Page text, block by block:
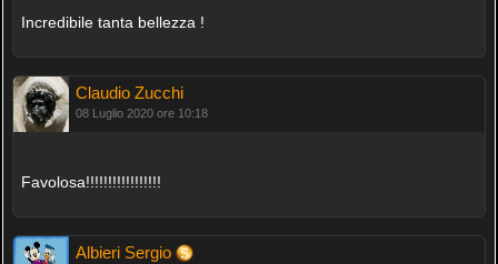
Incredibile tanta bellezza !
Claudio Zucchi
08 Luglio 2020 ore 10:18
Favolosa!!!!!!!!!!!!!!!!!
Albieri Sergio